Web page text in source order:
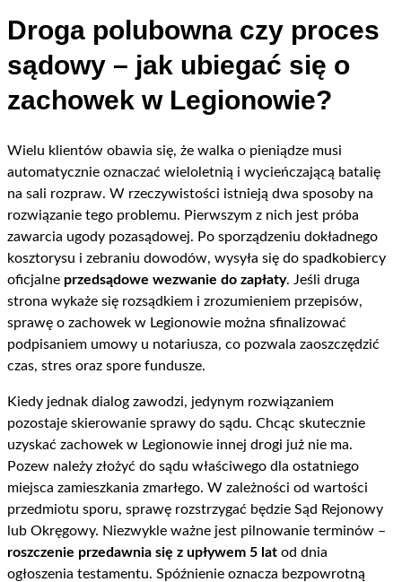
Droga polubowna czy proces
sądowy – jak ubiegać się o
zachowek w Legionowie?
Wielu klientów obawia się, że walka o pieniądze musi
automatycznie oznaczać wieloletnią i wycieńczającą batalię
na sali rozpraw. W rzeczywistości istnieją dwa sposoby na
rozwiązanie tego problemu. Pierwszym z nich jest próba
zawarcia ugody pozasądowej. Po sporządzeniu dokładnego
kosztorysu i zebraniu dowodów, wysyła się do spadkobiercy
oficjalne przedsądowe wezwanie do zapłaty. Jeśli druga
strona wykaże się rozsądkiem i zrozumieniem przepisów,
sprawę o zachowek w Legionowie można sfinalizować
podpisaniem umowy u notariusza, co pozwala zaoszczędzić
czas, stres oraz spore fundusze.
Kiedy jednak dialog zawodzi, jedynym rozwiązaniem
pozostaje skierowanie sprawy do sądu. Chcąc skutecznie
uzyskać zachowek w Legionowie innej drogi już nie ma.
Pozew należy złożyć do sądu właściwego dla ostatniego
miejsca zamieszkania zmarłego. W zależności od wartości
przedmiotu sporu, sprawę rozstrzygać będzie Sąd Rejonowy
lub Okręgowy. Niezwykle ważne jest pilnowanie terminów –
roszczenie przedawnia się z upływem 5 lat od dnia
ogłoszenia testamentu. Spóźnienie oznacza bezpowrotną